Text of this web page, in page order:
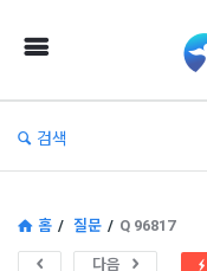
캐
검색
홈 / 질문 / Q 96817
다음